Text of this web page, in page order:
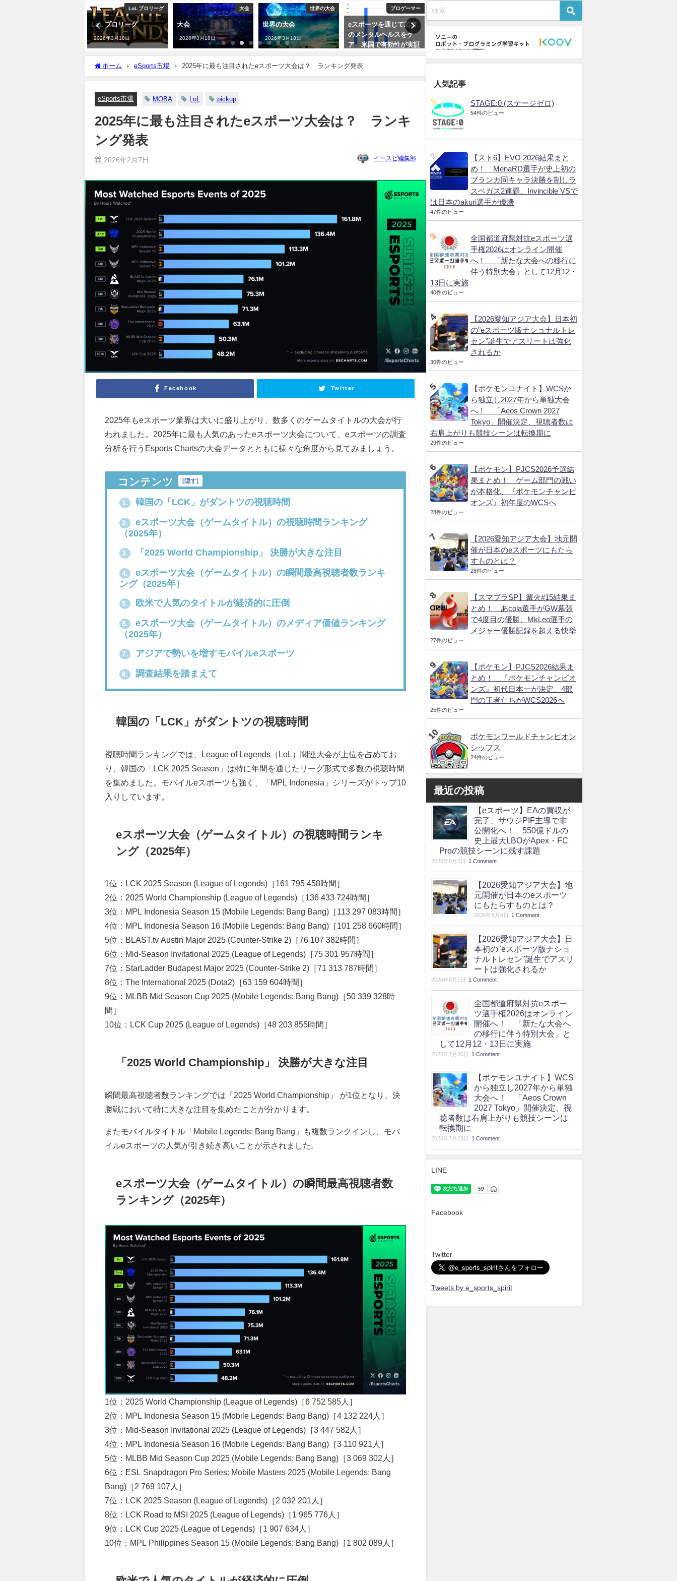
LoL プロリーグ
LoL プロリーグ
2026年3月18日
大会
大会
2026年3月18日
世界の大会
世界の大会
2026年3月18日
プロゲーマー
eスポーツを通じて若者
のメンタルヘルスをケ
ア 米国で有効性が実証
なりうるか 圧倒される
世界のゲーム産業政策
プロゲーマー
立は可能か
ホーム eSports市場 2025年に最も注目されたeスポーツ大会は？ ランキング発表
eSports市場 MOBA LoL pickup
2025年に最も注目されたeスポーツ大会は？ ランキ
ング発表
2026年2月7日 イースピ編集部
Facebook Twitter
2025年もeスポーツ業界は大いに盛り上がり、数多くのゲームタイトルの大会が行
われました。2025年に最も人気のあったeスポーツ大会について、eスポーツの調査
分析を行うEsports Chartsの大会データとともに様々な角度から見てみましょう。
コンテンツ [隠す]
1. 韓国の「LCK」がダントツの視聴時間
2.
eスポーツ大会（ゲームタイトル）の視聴時間ランキング
（2025年）
3. 「2025 World Championship」 決勝が大きな注目
4.
eスポーツ大会（ゲームタイトル）の瞬間最高視聴者数ランキ
ング（2025年）
5. 欧米で人気のタイトルが経済的に圧倒
6.
eスポーツ大会（ゲームタイトル）のメディア価値ランキング
（2025年）
7. アジアで勢いを増すモバイルeスポーツ
8. 調査結果を踏まえて
韓国の「LCK」がダントツの視聴時間
視聴時間ランキングでは、League of Legends（LoL）関連大会が上位を占めてお
り、韓国の「LCK 2025 Season」は特に年間を通じたリーグ形式で多数の視聴時間
を集めました。モバイルeスポーツも強く、「MPL Indonesia」シリーズがトップ10
入りしています。
eスポーツ大会（ゲームタイトル）の視聴時間ランキ
ング（2025年）
1位：LCK 2025 Season (League of Legends)［161 795 458時間］
2位：2025 World Championship (League of Legends)［136 433 724時間］
3位：MPL Indonesia Season 15 (Mobile Legends: Bang Bang)［113 297 083時間］
4位：MPL Indonesia Season 16 (Mobile Legends: Bang Bang)［101 258 660時間］
5位：BLAST.tv Austin Major 2025 (Counter-Strike 2)［76 107 382時間］
6位：Mid-Season Invitational 2025 (League of Legends)［75 301 957時間］
7位：StarLadder Budapest Major 2025 (Counter-Strike 2)［71 313 787時間］
8位：The International 2025 (Dota2)［63 159 604時間］
9位：MLBB Mid Season Cup 2025 (Mobile Legends: Bang Bang)［50 339 328時
間］
10位：LCK Cup 2025 (League of Legends)［48 203 855時間］
「2025 World Championship」 決勝が大きな注目
瞬間最高視聴者数ランキングでは「2025 World Championship」 が1位となり、決
勝戦において特に大きな注目を集めたことが分かります。
またモバイルタイトル「Mobile Legends: Bang Bang」も複数ランクインし、モバ
イルeスポーツの人気が引き続き高いことが示されました。
eスポーツ大会（ゲームタイトル）の瞬間最高視聴者数
ランキング（2025年）
1位：2025 World Championship (League of Legends)［6 752 585人］
2位：MPL Indonesia Season 15 (Mobile Legends: Bang Bang)［4 132 224人］
3位：Mid-Season Invitational 2025 (League of Legends)［3 447 582人］
4位：MPL Indonesia Season 16 (Mobile Legends: Bang Bang)［3 110 921人］
5位：MLBB Mid Season Cup 2025 (Mobile Legends: Bang Bang)［3 069 302人］
6位：ESL Snapdragon Pro Series: Mobile Masters 2025 (Mobile Legends: Bang
Bang)［2 769 107人］
7位：LCK 2025 Season (League of Legends)［2 032 201人］
8位：LCK Road to MSI 2025 (League of Legends)［1 965 776人］
9位：LCK Cup 2025 (League of Legends)［1 907 634人］
10位：MPL Philippines Season 15 (Mobile Legends: Bang Bang)［1 802 089人］
人気記事
STAGE:0 (ステージゼロ)
54件のビュー
【スト6】EVO 2026結果まと
め！ MenaRD選手が史上初の
ブランカ同キャラ決勝を制しラ
スベガス2連覇、Invincible VSで
は日本のakuri選手が優勝
47件のビュー
全国都道府県対抗eスポーツ選
手権2026はオンライン開催
へ！ 「新たな大会への移行に
伴う特別大会」として12月12・
13日に実施
40件のビュー
【2026愛知アジア大会】日本初
の"eスポーツ版ナショナルトレ
セン"誕生でアスリートは強化
されるか
30件のビュー
【ポケモンユナイト】WCSか
ら独立し2027年から単独大会
へ！ 「Aeos Crown 2027
Tokyo」開催決定、視聴者数は
右肩上がりも競技シーンは転換期に
29件のビュー
【ポケモン】PJCS2026予選結
果まとめ！ ゲーム部門の戦い
が本格化、『ポケモンチャンピ
オンズ』初年度のWCSへ
28件のビュー
【2026愛知アジア大会】地元開
催が日本のeスポーツにもたら
すものとは？
28件のビュー
【スマブラSP】篝火#15結果ま
とめ！ あcola選手がGW幕張
で4度目の優勝、MkLeo選手の
メジャー優勝記録を超える快挙
27件のビュー
【ポケモン】PJCS2026結果ま
とめ！ 『ポケモンチャンピオ
ンズ』初代日本一が決定、4部
門の王者たちがWCS2026へ
25件のビュー
ポケモンワールドチャンピオン
シップス
24件のビュー
最近の投稿
【eスポーツ】EAの買収が
完了、サウジPIF主導で非
公開化へ！ 550億ドルの
史上最大LBOがApex・FC
Proの競技シーンに残す課題
2026年8月6日 1 Comment
【2026愛知アジア大会】地
元開催が日本のeスポーツ
にもたらすものとは？
2026年8月4日 1 Comment
【2026愛知アジア大会】日
本初の"eスポーツ版ナショ
ナルトレセン"誕生でアスリ
ートは強化されるか
2026年8月1日 1 Comment
全国都道府県対抗eスポー
ツ選手権2026はオンライン
開催へ！ 「新たな大会へ
の移行に伴う特別大会」と
して12月12・13日に実施
2026年7月30日 1 Comment
【ポケモンユナイト】WCS
から独立し2027年から単独
大会へ！ 「Aeos Crown
2027 Tokyo」開催決定、視
聴者数は右肩上がりも競技シーンは
転換期に
2026年7月23日 1 Comment
LINE
Facebook
Twitter
Tweets by e_sports_spirit